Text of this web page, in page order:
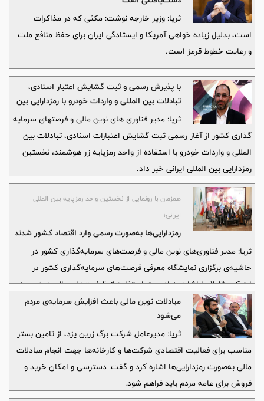
ثریا: وزیر خارجه نوشت: مکثی که در مذاکرات
است، بدلیل زیاده خواهی آمریکا و ایستادگی ایران برای حفظ منافع ملت
و رعایت خطوط قرمز است.
با پذیرش رسمی و ثبت گشایش اعتبار اسنادی،
تبادلات بین المللی و واردات خودرو با رمزدارایی بین
المللی ایرانی آغاز شد
ثریا: مدیر فناوری های نوین مالی و فرصتهای سرمایه
گذاری کشور از آغاز رسمی ثبت گشایش اعتبارات اسنادی، تبادلات بین
المللی و واردات خودرو با استفاده از واحد رمزپایه زر هوشمند، نخستین
رمزدارایی بین المللی ایرانی خبر داد.
همزمان با رونمایی از نخستین واحد رمزپایه بین المللی
ایرانی؛
رمزدارایی‌ها به‌صورت رسمی وارد اقتصاد کشور شدند
ثریا: مدیر فناوری‌های نوین مالی و فرصت‌های سرمایه‌گذاری کشور در
حاشیه‌ی برگزاری نمایشگاه معرفی فرصت‌های سرمایه‌گذاری کشور در
اینوکس۲۰۲۱، با اشاره به اهمیت استفاده از ظرفیت‌های مالی در توسعه‌ی
مناطق آزاد و کشور اظهار داشت: در کنار هم قرار گرفتن مجموعه‌های
دانش بنیان مالی کشور، با هم‌افزایی و هم‌گرایی در فضای سخت تأمین
منابع مالی در کشور منجر به ایجاد زیست‌بوم در حوزه‌ی فناوری‌های نوین
مالی و فناوری بلاکچین را تشکیل دادند و این امر، نویدبخش تصمیمی
قاطع برای استفاده از این فناوری در جهت عبور از تحریم‌های ظالمانه،
افزایش اشتغال و رونق تولید در کشور می‌باشد.
مبادلات نوین مالی باعث افزایش سرمایه‌ی مردم
می‌شود
ثریا: مدیرعامل شرکت برگ زرین یزد، از تامین بستر
مناسب برای فعالیت اقتصادی شرکت‌ها و کارخانه‌ها جهت انجام مبادلات
مالی به‌صورت رمزدارایی‌ها اشاره کرد و گفت: دسترسی و امکان خرید و
فروش برای عامه مردم باید فراهم شود.